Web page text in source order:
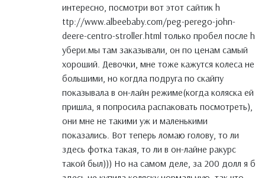
интересно, посмотри вот этот сайтик h
ttp://www.albeebaby.com/peg-perego-john-
deere-centro-stroller.html только пробел после h
убери.мы там заказывали, он по ценам самый
хороший. Девочки, мне тоже кажутся колеса не
большими, но когдла подруга по скайпу
показывала в он-лайн режиме(когда коляска ей
пришла, я попросила распаковать посмотреть),
они мне не такими уж и маленькими
показались. Вот теперь ломаю голову, то ли
здесь фотка такая, то ли в он-лайне ракурс
такой был))) Но на самом деле, за 200 долл я б